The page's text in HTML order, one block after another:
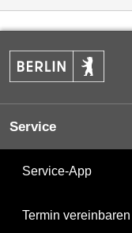
Service
Service-App
Termin vereinbaren